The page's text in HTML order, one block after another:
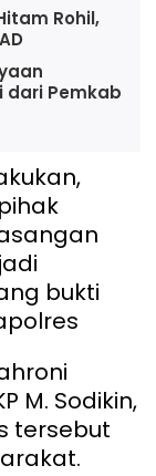
Rohil,
dari Pemkab
bukti
M. Sodikin,
tersebut